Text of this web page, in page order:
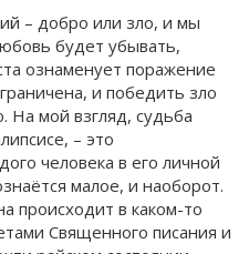
– добро или зло, и мы
будет убывать,
ознаменует поражение
и победить зло
мой взгляд, судьба
– это
человека в его личной
малое, и наоборот.
происходит в каком-то
Священного писания и